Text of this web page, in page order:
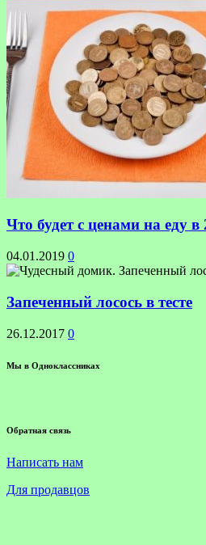
Что будет с ценами на еду в
04.01.2019 0
Запеченный лосось в тесте
26.12.2017 0
Мы в Одноклассниках
Обратная связь
Написать нам
Для продавцов